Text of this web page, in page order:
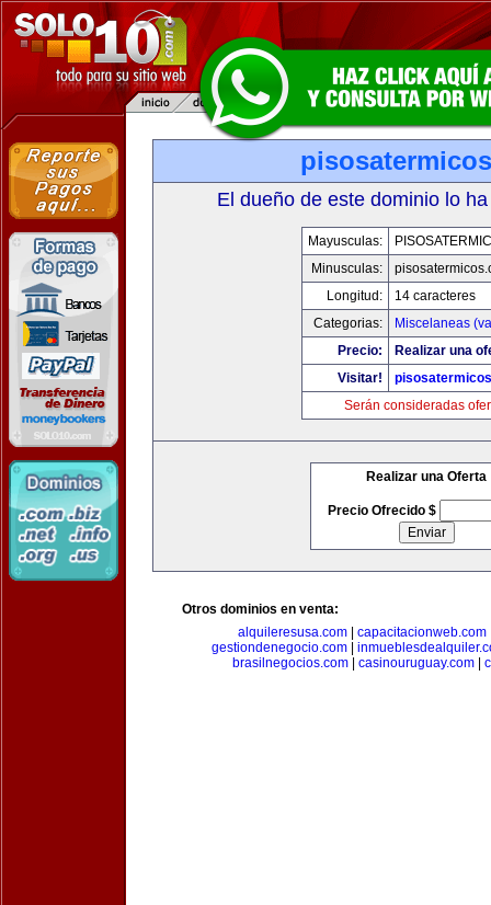
El dueño de este dominio lo
Mayusculas:
Minusculas:
Longitud:
14 caracteres
Categorias:
Miscelaneas
Precio:
Realizar una
Visitar!
Serán consideradas
Realizar una Oferta
Precio Ofrecido $
Otros dominios en venta:
alquileresusa.com
capacitacionweb.com
gestiondenegocio.com|
brasilnegocios.com| casinouruguay.com|